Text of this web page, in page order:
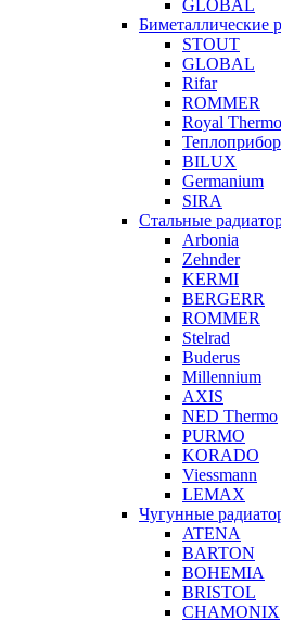
GLOBAL
Биметаллические
STOUT
GLOBAL
Rifar
ROMMER
Royal Thermo
Теплоприбор
BILUX
Germanium
SIRA
Стальные
Arbonia
Zehnder
KERMI
BERGERR
ROMMER
Stelrad
Buderus
Millennium
AXIS
NED Thermo
PURMO
KORADO
Viessmann
LEMAX
Чугунные
ATENA
BARTON
BOHEMIA
BRISTOL
CHAMONIX